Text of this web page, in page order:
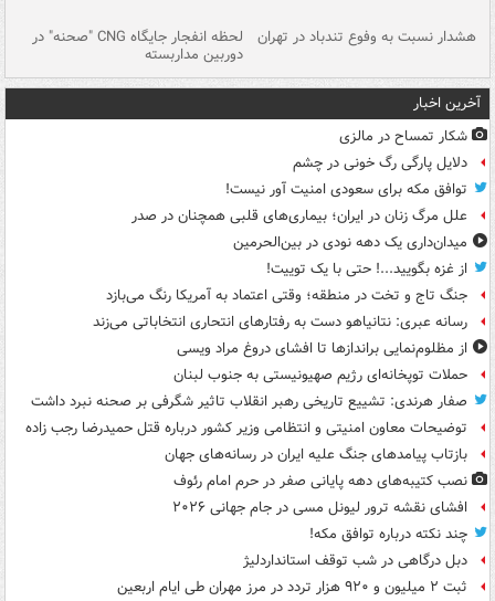
هشدار نسبت به وفوع تندباد در تهران لحظه انفجار جایگاه CNG "صحنه" در
دوربین مداربسته
آخرین اخبار
شکار تمساح در مالزی
دلایل پارگی رگ خونی در چشم
توافق مکه برای سعودی امنیت آور نیست!
علل مرگ زنان در ایران؛ بیماری‌های قلبی همچنان در صدر
میدان‌داری یک دهه نودی در بین‌الحرمین
از غزه بگویید...! حتی با یک توییت!
جنگ تاج و تخت در منطقه؛ وقتی اعتماد به آمریکا رنگ می‌بازد
رسانه عبری: نتانیاهو دست به رفتارهای انتحاری انتخاباتی می‌زند
از مظلوم‌نمایی براندازها تا افشای دروغ مراد ویسی
حملات توپخانه‌ای رژیم صهیونیستی به جنوب لبنان
صفار هرندی: تشییع تاریخی رهبر انقلاب تاثیر شگرفی بر صحنه نبرد داشت
توضیحات معاون امنیتی و انتظامی وزیر کشور درباره قتل حمیدرضا رجب زاده
بازتاب پیامدهای جنگ علیه ایران در رسانه‌های جهان
نصب کتیبه‌های دهه پایانی صفر در حرم امام رئوف
افشای نقشه ترور لیونل مسی در جام جهانی ۲۰۲۶
چند نکته درباره توافق مکه!
دبل درگاهی در شب توقف استانداردلیژ
ثبت ۲ میلیون و ۹۲۰ هزار تردد در مرز مهران طی ایام اربعین